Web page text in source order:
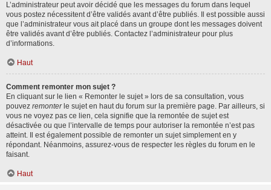
L’administrateur peut avoir décidé que les messages du forum dans lequel
vous postez nécessitent d’être validés avant d’être publiés. Il est possible aussi
que l’administrateur vous ait placé dans un groupe dont les messages doivent
être validés avant d’être publiés. Contactez l’administrateur pour plus
d’informations.
Haut
Comment remonter mon sujet ?
En cliquant sur le lien « Remonter le sujet » lors de sa consultation, vous
pouvez remonterle sujet en haut du forum sur la première page. Par ailleurs, si
vous ne voyez pas ce lien, cela signifie que la remontée de sujet est
désactivée ou que l’intervalle de temps pour autoriser la remontée n’est pas
atteint. Il est également possible de remonter un sujet simplement en y
répondant. Néanmoins, assurez-vous de respecter les règles du forum en le
faisant.
Haut